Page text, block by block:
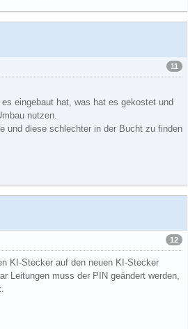
11
eingebaut hat, was hat es gekostet und
nutzen.
und diese schlechter in der Bucht zu finden
12
KI-Stecker auf den neuen KI-Stecker
Leitungen muss der PIN geändert werden,